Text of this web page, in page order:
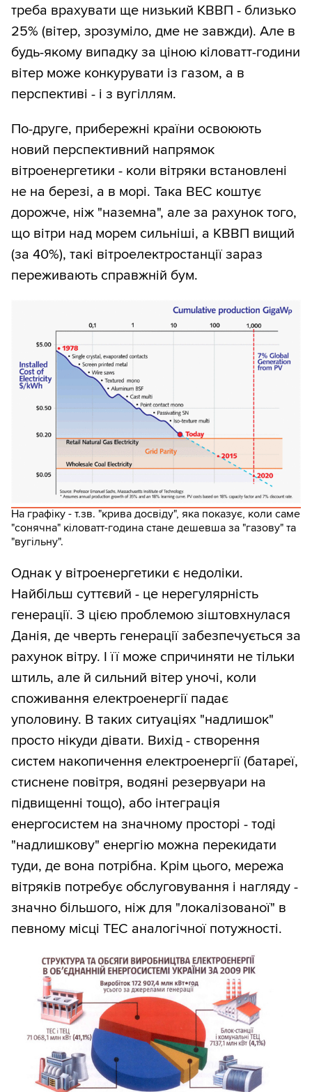
треба врахувати ще низький КВВП - близько
25% (вітер, зрозуміло, дме не завжди). Але в
будь-якому випадку за ціною кіловатт-години
вітер може конкурувати із газом, а в
перспективі - і з вугіллям.
По-друге, прибережні країни освоюють
новий перспективний напрямок
вітроенергетики - коли вітряки встановлені
не на березі, а в морі. Така ВЕС коштує
дорожче, ніж "наземна", але за рахунок того,
що вітри над морем сильніші, а КВВП вищий
(за 40%), такі вітроелектростанції зараз
переживають справжній бум.
На графіку - т.зв. "крива досвіду", яка показує, коли саме
"сонячна" кіловатт-година стане дешевша за "газову" та
"вугільну".
Однак у вітроенергетики є недоліки.
Найбільш суттєвий - це нерегулярність
генерації. З цією проблемою зіштовхнулася
Данія, де чверть генерації забезпечується за
рахунок вітру. І її може спричиняти не тільки
штиль, але й сильний вітер уночі, коли
споживання електроенергії падає
уполовину. В таких ситуаціях "надлишок"
просто нікуди дівати. Вихід - створення
систем накопичення електроенергії (батареї,
стиснене повітря, водяні резервуари на
підвищенні тощо), або інтеграція
енергосистем на значному просторі - тоді
"надлишкову" енергію можна перекидати
туди, де вона потрібна. Крім цього, мережа
вітряків потребує обслуговування і нагляду -
значно більшого, ніж для "локалізованої" в
певному місці ТЕС аналогічної потужності.